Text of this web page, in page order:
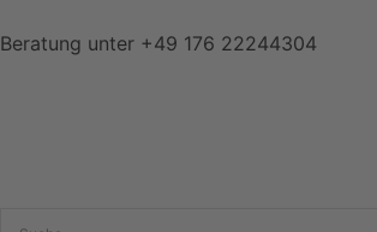
Beratung unter +49 176 22244304